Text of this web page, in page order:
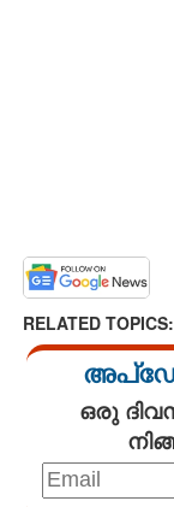
RELATED TOPICS:
ഒരു